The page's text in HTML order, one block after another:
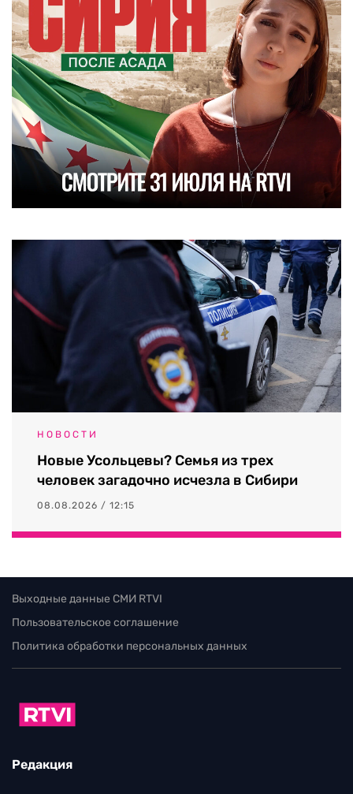
НОВОСТИ
Новые Усольцевы? Семья из трех
человек загадочно исчезла в Сибири
08.08.2026 / 12:15
Выходные данные СМИ RTVI
Пользовательское соглашение
Политика обработки персональных данных
Редакция